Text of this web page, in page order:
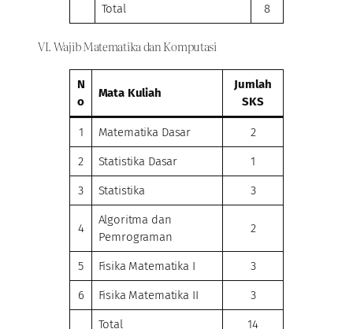
Total 8
VI. Wajib Matematika dan Komputasi
N
o
Mata Kuliah
Jumlah
SKS
1 Matematika Dasar 2
2 Statistika Dasar 1
3 Statistika 3
4
Algoritma dan
Pemrograman
2
5 Fisika Matematika I 3
6 Fisika Matematika II 3
Total 14